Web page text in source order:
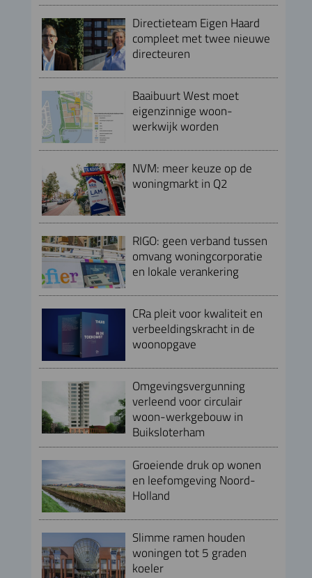
Directieteam Eigen Haard
compleet met twee nieuwe
directeuren
Baaibuurt West moet
eigenzinnige woon-
werkwijk worden
NVM: meer keuze op de
woningmarkt in Q2
RIGO: geen verband tussen
omvang woningcorporatie
en lokale verankering
CRa pleit voor kwaliteit en
verbeeldingskracht in de
woonopgave
Omgevingsvergunning
verleend voor circulair
woon-werkgebouw in
Buiksloterham
Groeiende druk op wonen
en leefomgeving Noord-
Holland
Slimme ramen houden
woningen tot 5 graden
koeler